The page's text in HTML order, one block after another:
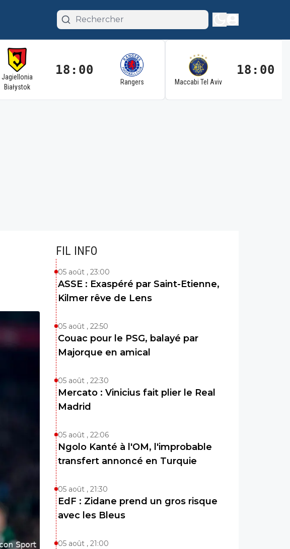
Jagiellonia
Białystok
18:00
Rangers Maccabi Tel Aviv
18:00
FIL INFO
05 août , 23:00
ASSE : Exaspéré par Saint-Etienne,
Kilmer rêve de Lens
05 août , 22:50
Couac pour le PSG, balayé par
Majorque en amical
05 août , 22:30
Mercato : Vinicius fait plier le Real
Madrid
05 août , 22:06
Ngolo Kanté à l'OM, l'improbable
transfert annoncé en Turquie
05 août , 21:30
EdF : Zidane prend un gros risque
avec les Bleus
05 août , 21:00